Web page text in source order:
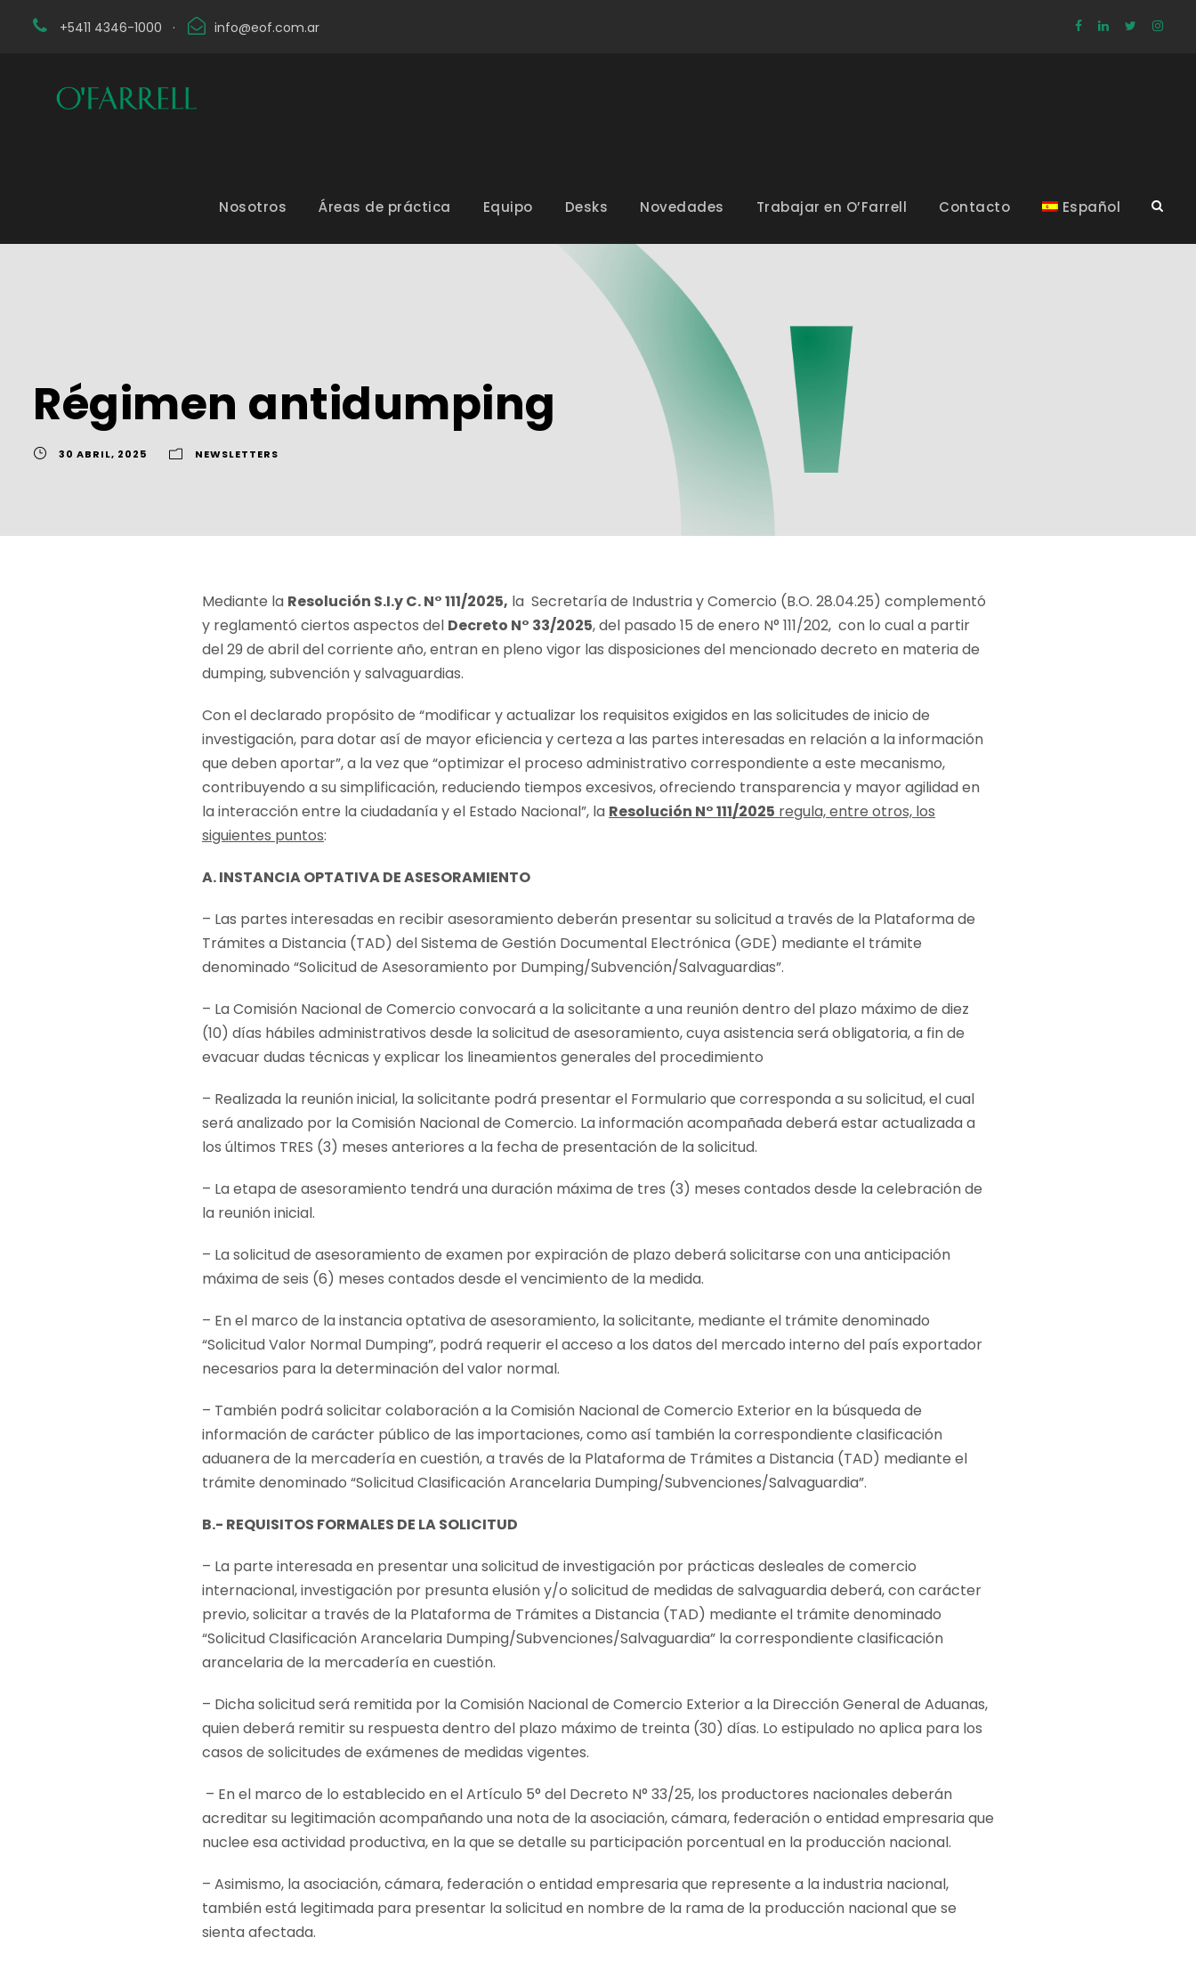
+5411 4346-1000 · info@eof.com.ar
Nosotros Áreas de práctica Equipo Desks Novedades Trabajar en O’Farrell Contacto Español
Régimen antidumping
30 ABRIL, 2025 NEWSLETTERS
Mediante la Resolución S.I.y C. N° 111/2025, la Secretaría de Industria y Comercio (B.O. 28.04.25) complementó
y reglamentó ciertos aspectos del Decreto N° 33/2025,del pasado 15 de enero N° 111/202, con lo cual a partir
del 29 de abril del corriente año, entran en pleno vigor las disposiciones del mencionado decreto en materia de
dumping, subvención y salvaguardias.
Con el declarado propósito de “modificar y actualizar los requisitos exigidos en las solicitudes de inicio de
investigación, para dotar así de mayor eficiencia y certeza a las partes interesadas en relación a la información
que deben aportar”, a la vez que “optimizar el proceso administrativo correspondiente a este mecanismo,
contribuyendo a su simplificación, reduciendo tiempos excesivos, ofreciendo transparencia y mayor agilidad en
la interacción entre la ciudadanía y el Estado Nacional”, la Resolución N° 111/2025 regula, entre otros, los
siguientes puntos:
A. INSTANCIA OPTATIVA DE ASESORAMIENTO
– Las partes interesadas en recibir asesoramiento deberán presentar su solicitud a través de la Plataforma de
Trámites a Distancia (TAD) del Sistema de Gestión Documental Electrónica (GDE) mediante el trámite
denominado “Solicitud de Asesoramiento por Dumping/Subvención/Salvaguardias”.
– La Comisión Nacional de Comercio convocará a la solicitante a una reunión dentro del plazo máximo de diez
(10) días hábiles administrativos desde la solicitud de asesoramiento, cuya asistencia será obligatoria, a fin de
evacuar dudas técnicas y explicar los lineamientos generales del procedimiento
– Realizada la reunión inicial, la solicitante podrá presentar el Formulario que corresponda a su solicitud, el cual
será analizado por la Comisión Nacional de Comercio. La información acompañada deberá estar actualizada a
los últimos TRES (3) meses anteriores a la fecha de presentación de la solicitud.
– La etapa de asesoramiento tendrá una duración máxima de tres (3) meses contados desde la celebración de
la reunión inicial.
– La solicitud de asesoramiento de examen por expiración de plazo deberá solicitarse con una anticipación
máxima de seis (6) meses contados desde el vencimiento de la medida.
– En el marco de la instancia optativa de asesoramiento, la solicitante, mediante el trámite denominado
“Solicitud Valor Normal Dumping”, podrá requerir el acceso a los datos del mercado interno del país exportador
necesarios para la determinación del valor normal.
– También podrá solicitar colaboración a la Comisión Nacional de Comercio Exterior en la búsqueda de
información de carácter público de las importaciones, como así también la correspondiente clasificación
aduanera de la mercadería en cuestión, a través de la Plataforma de Trámites a Distancia (TAD) mediante el
trámite denominado “Solicitud Clasificación Arancelaria Dumping/Subvenciones/Salvaguardia”.
B.- REQUISITOS FORMALES DE LA SOLICITUD
– La parte interesada en presentar una solicitud de investigación por prácticas desleales de comercio
internacional, investigación por presunta elusión y/o solicitud de medidas de salvaguardia deberá, con carácter
previo, solicitar a través de la Plataforma de Trámites a Distancia (TAD) mediante el trámite denominado
“Solicitud Clasificación Arancelaria Dumping/Subvenciones/Salvaguardia” la correspondiente clasificación
arancelaria de la mercadería en cuestión.
– Dicha solicitud será remitida por la Comisión Nacional de Comercio Exterior a la Dirección General de Aduanas,
quien deberá remitir su respuesta dentro del plazo máximo de treinta (30) días. Lo estipulado no aplica para los
casos de solicitudes de exámenes de medidas vigentes.
– En el marco de lo establecido en el Artículo 5° del Decreto N° 33/25, los productores nacionales deberán
acreditar su legitimación acompañando una nota de la asociación, cámara, federación o entidad empresaria que
nuclee esa actividad productiva, en la que se detalle su participación porcentual en la producción nacional.
– Asimismo, la asociación, cámara, federación o entidad empresaria que represente a la industria nacional,
también está legitimada para presentar la solicitud en nombre de la rama de la producción nacional que se
sienta afectada.